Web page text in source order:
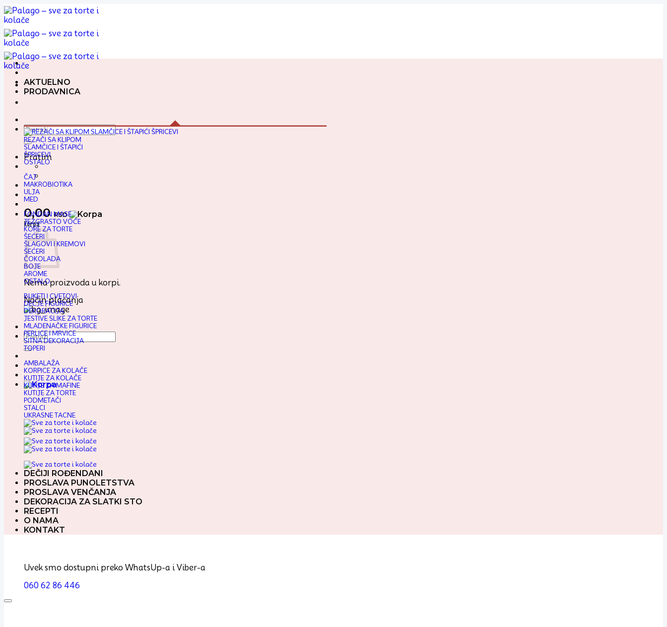
Preskoči
na
sadržaj
Pretraga
za:
Pratim
0,00RSD
Korpa
Nema proizvoda u korpi.
Način plaćanja
Pretraga
za:
AKTUELNO
PRODAVNICA
REZAČI SA KLIPOM
SLAMČICE I ŠTAPIĆI
ŠPRICEVI
OSTALO
ČAJ
MAKROBIOTIKA
ULJA
MED
FONDAN MASE
JEZGRASTO VOĆE
KORE ZA TORTE
ŠEĆERI
ŠLAGOVI I KREMOVI
ŠEĆERI
ČOKOLADA
BOJE
AROME
OSTALO
BUKETI I CVETOVI
DEČJE FIGURICE
DEKORACIJA
JESTIVE SLIKE ZA TORTE
MLADENAČKE FIGURICE
PERLICE I MRVICE
SITNA DEKORACIJA
TOPERI
AMBALAŽA
KORPICE ZA KOLAČE
KUTIJE ZA KOLAČE
KUTIJE ZA MAFINE
KUTIJE ZA TORTE
PODMETAČI
STALCI
UKRASNE TACNE
DEČIJI ROĐENDANI
PROSLAVA PUNOLETSTVA
PROSLAVA VENČANJA
DEKORACIJA ZA SLATKI STO
RECEPTI
O NAMA
KONTAKT
Uvek smo dostupni preko WhatsUp-a i Viber-a
060 62 86 446